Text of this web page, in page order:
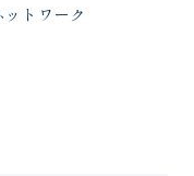
トワーク